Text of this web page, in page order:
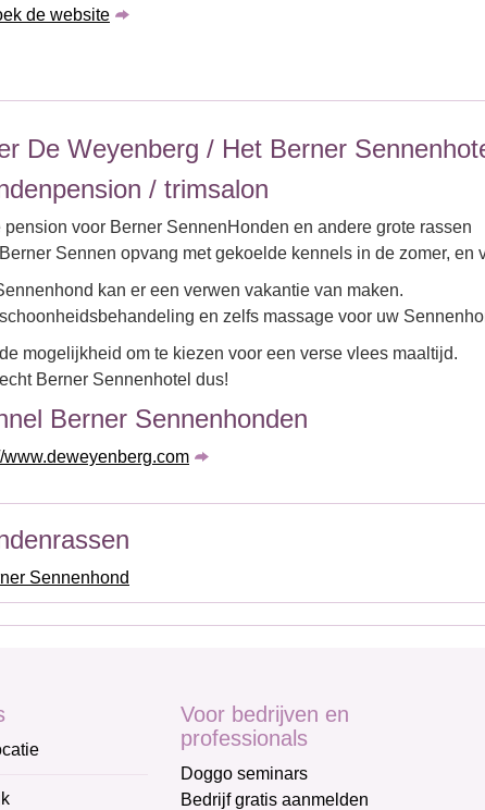
de website
De Weyenberg / Het Berner
/ trimsalon
pension voor Berner SennenHonden en andere grote rassen
Sennen opvang met gekoelde kennels in de zomer, en
kan er een verwen vakantie van maken.
en zelfs massage voor uw
mogelijkheid om te kiezen voor een verse vlees maaltijd.
Berner Sennenhotel dus!
Berner Sennenhonden
www.deweyenberg.com
Sennenhond
Voor bedrijven en
professionals
Doggo seminars
Bedrijf gratis aanmelden